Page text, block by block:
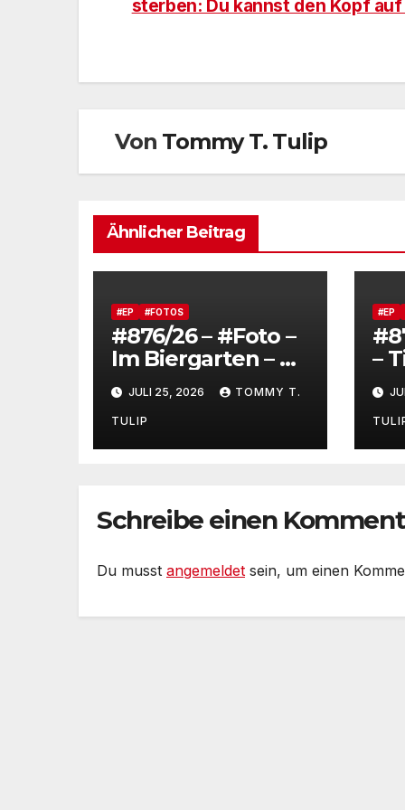
sterben: Du kannst den Kopf
Von Tommy T. Tulip
Ähnlicher Beitrag
#EP #FOTOS
#876/26 – #Foto –
Im Biergarten – At
the Beer Garden
JULI 25, 2026 TOMMY T.
TULIP
#EP
–
Schreibe einen
Du musst angemeldet sein, um einen